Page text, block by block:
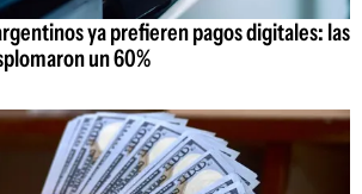
ya prefieren pagos digitales: las
un 60%